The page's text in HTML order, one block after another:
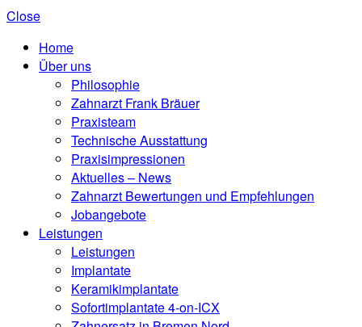
Close
Home
Über uns
Philosophie
Zahnarzt Frank Bräuer
Praxisteam
Technische Ausstattung
Praxisimpressionen
Aktuelles – News
Zahnarzt Bewertungen und Empfehlungen
Jobangebote
Leistungen
Leistungen
Implantate
Keramikimplantate
Sofortimplantate 4-on-ICX